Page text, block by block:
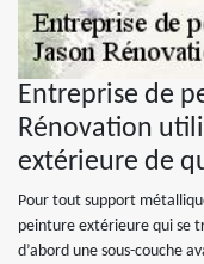
Entreprise de
Rénovation
extérieure de
Pour tout support
peinture extérieure qui se
d’abord une sous-couche